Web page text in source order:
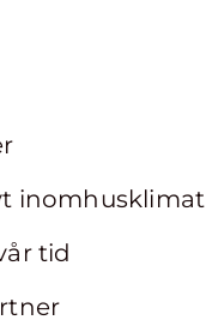
inomhusklimat
tid